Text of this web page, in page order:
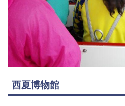
西夏博物館